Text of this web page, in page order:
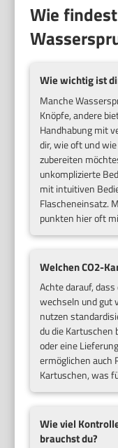
Wie
Wie wichtig ist
Manche
Knöpfe, andere
Handhabung mit
dir, wie oft und
zubereiten
unkomplizierte
mit intuitiven
Flascheneinsatz.
punkten hier oft
Welchen CO2-
Achte darauf,
wechseln und gut
nutzen
du die
oder eine
ermöglichen auch
Kartuschen, was
Wie viel
brauchst du?